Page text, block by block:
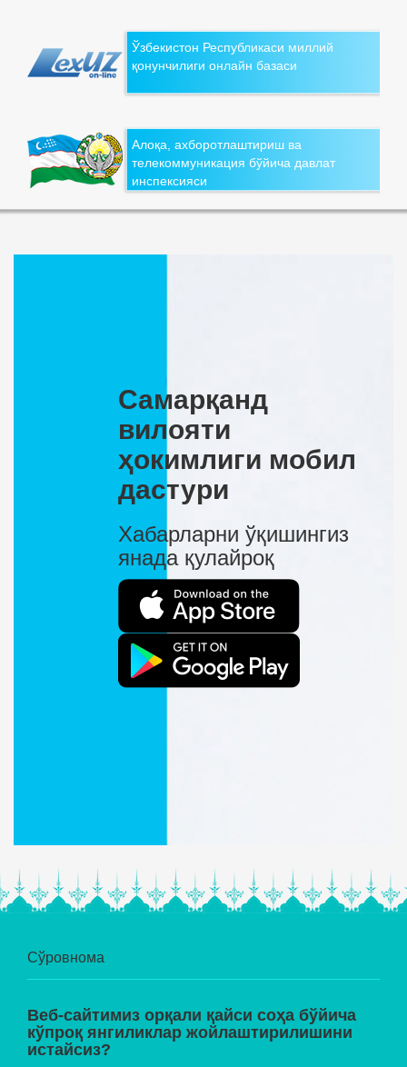
Ўзбекистон Республикаси миллий
қонунчилиги онлайн базаси
Алоқа, ахборотлаштириш ва
телекоммуникация бўйича давлат
инспексияси
Самарқанд
вилояти
ҳокимлиги мобил
дастури
Хабарларни ўқишингиз
янада қулайроқ
Сўровнома
Веб-сайтимиз орқали қайси соҳа бўйича
кўпроқ янгиликлар жойлаштирилишини
истайсиз?